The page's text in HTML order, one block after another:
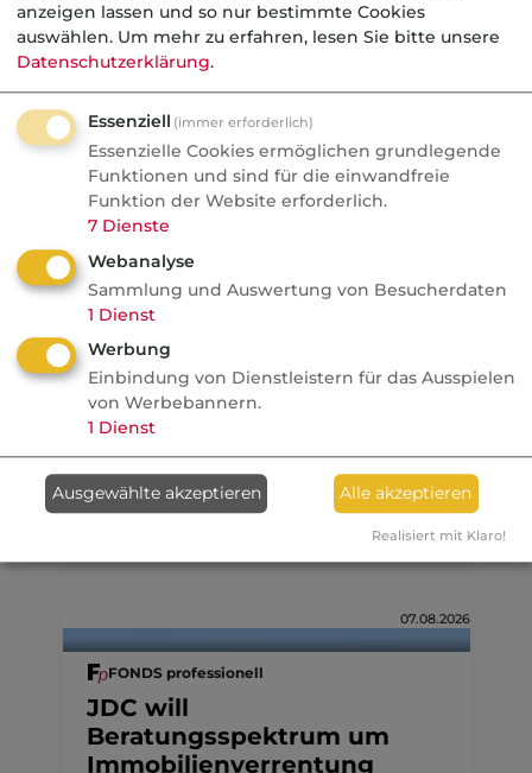
AktuelleNachrichten
FONDS professionell
Studie: Ungleiche
Besteuerung begünstigte
Französische Revolution
Politik
Anzeige 09.08.2026
dvb
Ein MVP-Wechsel kostet
Monate, Nerven und Geld
07.08.2026
FONDS professionell
JDC will
Beratungsspektrum um
Immobilienverrentung
anzeigen lassen und so nur bestimmte Cookies
auswählen. Um mehr zu erfahren, lesen Sie bitte unsere
Datenschutzerklärung.
Essenziell (immer erforderlich)
Essenzielle Cookies ermöglichen grundlegende
Funktionen und sind für die einwandfreie
Funktion der Website erforderlich.
7 Dienste
Webanalyse
Sammlung und Auswertung von Besucherdaten
1 Dienst
Werbung
Einbindung von Dienstleistern für das Ausspielen
von Werbebannern.
1 Dienst
Ausgewählte akzeptieren Alle akzeptieren
Realisiert mit Klaro!